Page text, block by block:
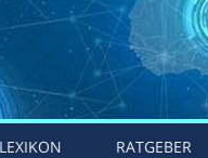
LEXIKON RATGEBER